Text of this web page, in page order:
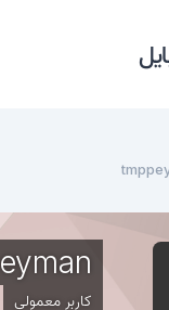
کاربر معمولی